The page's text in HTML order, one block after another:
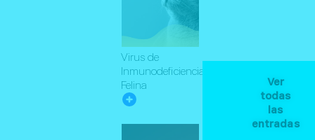
Virus de
Inmunodeficiencia
Felina
Ver
todas
las
entradas